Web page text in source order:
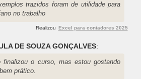
trazidos foram de utilidade para
no trabalho
Realizou Excel para contadores 2025
DE SOUZA GONÇALVES:
finalizou o curso, mas estou gostando
prático.